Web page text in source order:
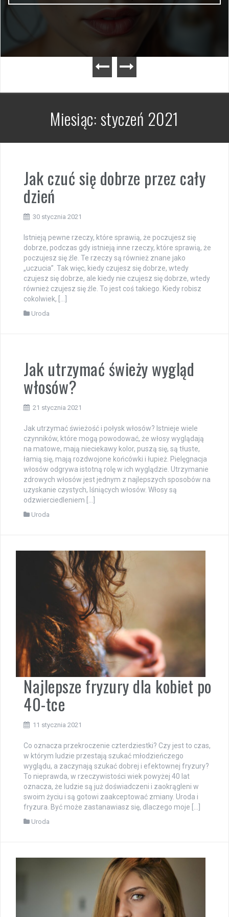
Miesiąc:styczeń 2021
Jak czuć się dobrze przez cały
dzień
30 stycznia 2021
Istnieją pewne rzeczy, które sprawią, że poczujesz się
dobrze, podczas gdy istnieją inne rzeczy, które sprawią, że
poczujesz się źle. Te rzeczy są również znane jako
„uczucia”. Tak więc, kiedy czujesz się dobrze, wtedy
czujesz się dobrze, ale kiedy nie czujesz się dobrze, wtedy
również czujesz się źle. To jest coś takiego. Kiedy robisz
cokolwiek, […]
Uroda
Jak utrzymać świeży wygląd
włosów?
21 stycznia 2021
Jak utrzymać świeżość i połysk włosów? Istnieje wiele
czynników, które mogą powodować, że włosy wyglądają
na matowe, mają nieciekawy kolor, puszą się, są tłuste,
łamią się, mają rozdwojone końcówki i łupież. Pielęgnacja
włosów odgrywa istotną rolę w ich wyglądzie. Utrzymanie
zdrowych włosów jest jednym z najlepszych sposobów na
uzyskanie czystych, lśniących włosów. Włosy są
odzwierciedleniem […]
Uroda
Najlepsze fryzury dla kobiet po
40-tce
11 stycznia 2021
Co oznacza przekroczenie czterdziestki? Czy jest to czas,
w którym ludzie przestają szukać młodzieńczego
wyglądu, a zaczynają szukać dobrej i efektownej fryzury?
To nieprawda, w rzeczywistości wiek powyżej 40 lat
oznacza, że ludzie są już doświadczeni i zaokrągleni w
swoim życiu i są gotowi zaakceptować zmiany. Uroda i
fryzura. Być może zastanawiasz się, dlaczego moje […]
Uroda